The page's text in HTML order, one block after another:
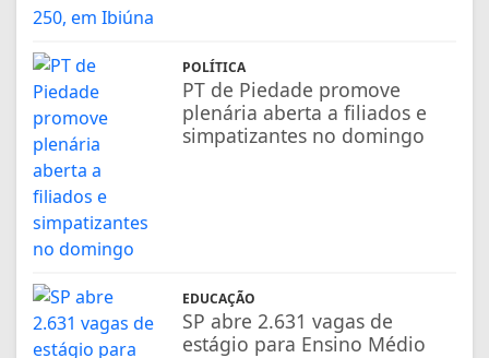
POLÍTICA
PT de Piedade promove
plenária aberta a filiados e
simpatizantes no domingo
EDUCAÇÃO
SP abre 2.631 vagas de
estágio para Ensino Médio